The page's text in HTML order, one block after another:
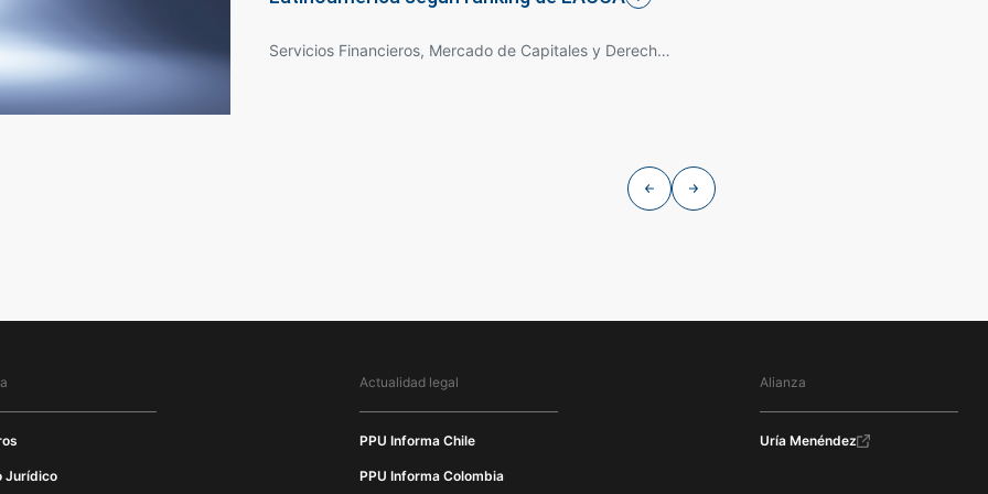
Servicios Financieros, Mercado de Capitales y Derecho Bancario
región
Derecho Minero, Energía y Recursos Naturales, Derecho de Recursos Hídricos, Derecho Inmobiliario y Urbanístico
Jurídico
Actualidad legal
PPU Informa Chile
PPU Informa Colombia
Alianza
Uría Menéndez